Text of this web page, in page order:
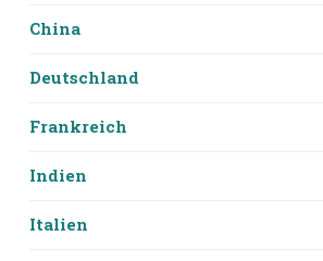
China
Deutschland
Frankreich
Indien
Italien